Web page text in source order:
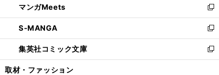
く
で
開
く
ド
ウ
で
開
く
ィ
ン
ド
ウ
で
開
い
ウ
ィ
ン
ド
ウ
マンガMeets
新
し
い
ウ
ィ
ン
S-MANGA
新
し
い
ウ
集英社コミック文庫
新
し
取材・ファッション